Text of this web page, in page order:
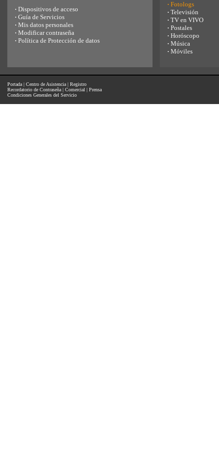
· Dispositivos de acceso
· Guía de Servicios
· Mis datos personales
· Modificar contraseña
· Política de Protección de datos
· Fotologs
· Televisión
· TV en VIVO
· Postales
· Horóscopo
· Música
· Móviles
Portada | Centro de Asistencia | Registro
Recordatorio de Contraseña | Comercial | Prensa
Condiciones Generales del Servicio